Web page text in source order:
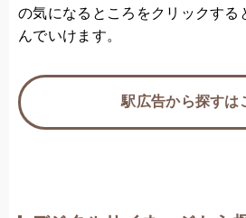
の気になるところをクリックする
んでいけます。
駅広告から探すは